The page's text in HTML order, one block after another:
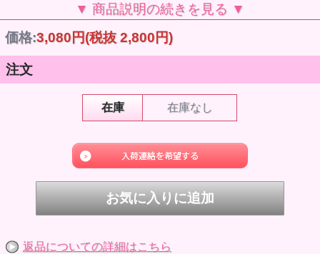
▼ 商品説明の続きを見る ▼
価格:3,080円(税抜 2,800円)
注文
在庫 在庫なし
返品についての詳細はこちら